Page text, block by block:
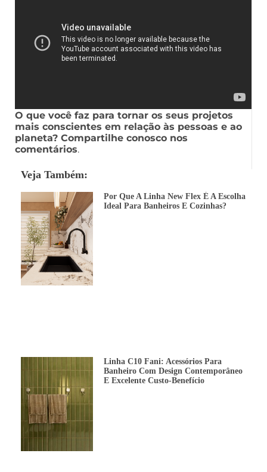
O que você faz para tornar os seus projetos
mais conscientes em relação às pessoas e ao
planeta? Compartilhe conosco nos
comentários.
Veja Também:
Por Que A Linha New Flex É A Escolha
Ideal Para Banheiros E Cozinhas?
Linha C10 Fani: Acessórios Para
Banheiro Com Design Contemporâneo
E Excelente Custo-Benefício